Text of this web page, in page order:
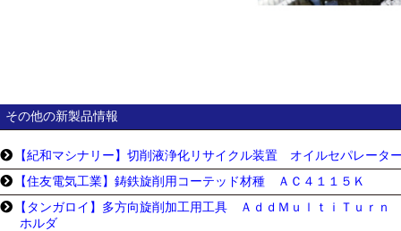
その他の新製品情報
【紀和マシナリー】切削液浄化リサイクル装置 オイルセパレータ
【住友電気工業】鋳鉄旋削用コーテッド材種 ＡＣ４１１５Ｋ
【タンガロイ】多方向旋削加工用工具 ＡｄｄＭｕｌｔｉＴｕｒ
ホルダ